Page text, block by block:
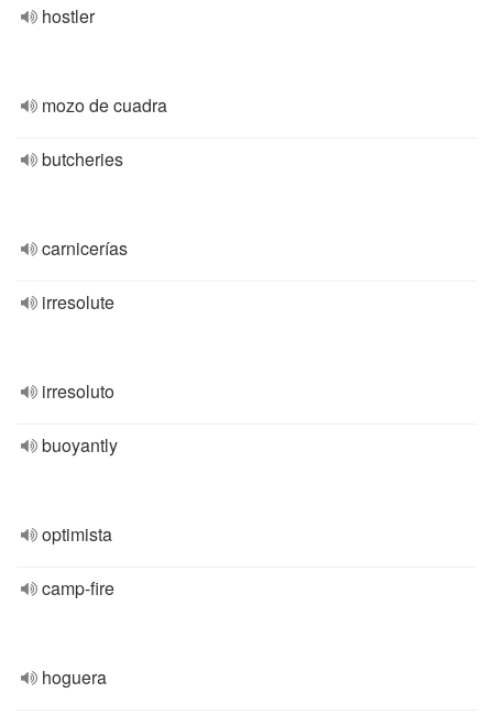
hostler
mozo de cuadra
butcheries
carnicerías
irresolute
irresoluto
buoyantly
optimista
camp-fire
hoguera